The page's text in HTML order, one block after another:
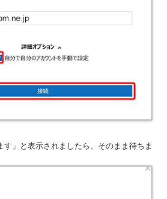
す」と表示されましたら、そのまま待ちま